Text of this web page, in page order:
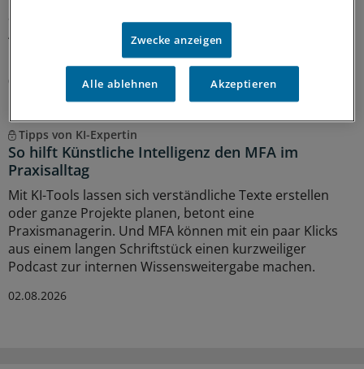
anhand realer Fälle die rechtliche Verantwortung von
Arztpraxen bei Diskriminierung und zeigt auf, welche
Handlungsmöglichkeiten es gibt.
05.08.2026
Tipps von KI-Expertin
So hilft Künstliche Intelligenz den MFA im
Praxisalltag
Mit KI-Tools lassen sich verständliche Texte erstellen
oder ganze Projekte planen, betont eine
Praxismanagerin. Und MFA können mit ein paar Klicks
aus einem langen Schriftstück einen kurzweiliger
Podcast zur internen Wissensweitergabe machen.
02.08.2026
Zwecke anzeigen
Alle ablehnen Akzeptieren